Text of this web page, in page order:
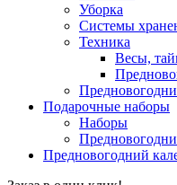
Уборка
Системы
Техника
Весы,
Подарочные наборы
Наборы
Предновогодний